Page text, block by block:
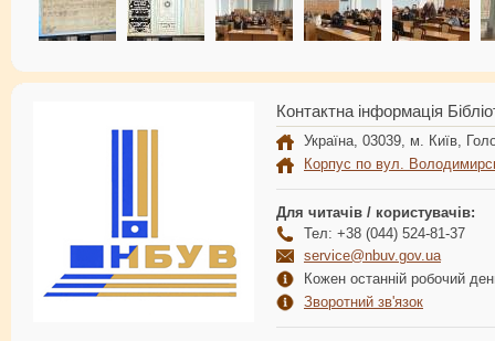
Контактна інформація
Україна, 03039, м. Київ,
Корпус по вул.
Для читачів / користувачів:
Тел: +38 (044) 524-81-37
service@nbuv.gov.ua
Кожен останній робочий
Зворотний зв'язок